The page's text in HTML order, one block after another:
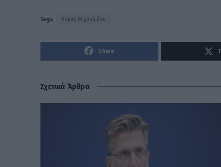
Tags: Δόμνα Μιχαηλίδου
Share
Σχετικά Άρθρα